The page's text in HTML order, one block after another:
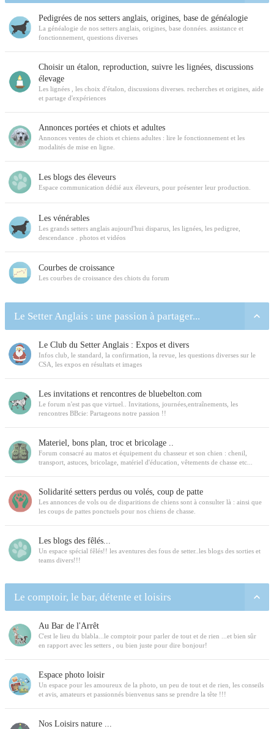
Pedigrées de nos setters anglais, origines, base de généalogie
La généalogie de nos setters anglais, origines, base données. assistance et
fonctionnement, questions diverses
Choisir un étalon, reproduction, suivre les lignées, discussions
élevage
Les lignées , les choix d'étalon, discussions diverses. recherches et origines, aide
et partage d'expériences
Annonces portées et chiots et adultes
Annonces ventes de chiots et chiens adultes : lire le fonctionnement et les
modalités de mise en ligne.
Les blogs des éleveurs
Espace communication dédié aux éleveurs, pour présenter leur production.
Les vénérables
Les grands setters anglais aujourd'hui disparus, les lignées, les pedigree,
descendance . photos et vidéos
Courbes de croissance
Les courbes de croissance des chiots du forum
Le Setter Anglais : une passion à partager...
Le Club du Setter Anglais : Expos et divers
Infos club, le standard, la confirmation, la revue, les questions diverses sur le
CSA, les expos en résultats et images
Les invitations et rencontres de bluebelton.com
Le forum n'est pas que virtuel.. Invitations, journées,entraînements, les
rencontres BBcie: Partageons notre passion !!
Materiel, bons plan, troc et bricolage ..
Forum consacré au matos et équipement du chasseur et son chien : chenil,
transport, astuces, bricolage, matériel d'éducation, vêtements de chasse etc...
Solidarité setters perdus ou volés, coup de patte
Les annonces de vols ou de disparitions de chiens sont à consulter là : ainsi que
les coups de pattes ponctuels pour nos chiens de chasse.
Les blogs des fêlés...
Un espace spécial fêlés!! les aventures des fous de setter..les blogs des sorties et
teams divers!!!
Le comptoir, le bar, détente et loisirs
Au Bar de l'Arrêt
C'est le lieu du blabla...le comptoir pour parler de tout et de rien ...et bien sûr
en rapport avec les setters , ou bien juste pour dire bonjour!
Espace photo loisir
Un espace pour les amoureux de la photo, un peu de tout et de rien, les conseils
et avis, amateurs et passionnés bienvenus sans se prendre la tête !!!
Nos Loisirs nature ...